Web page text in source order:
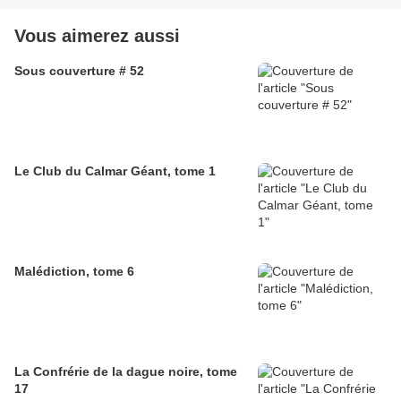
Vous aimerez aussi
Sous couverture # 52
Le Club du Calmar Géant, tome 1
Malédiction, tome 6
La Confrérie de la dague noire, tome
17